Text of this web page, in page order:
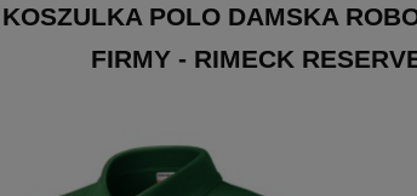
KOSZULKA POLO DAMSKA
FIRMY - RIMECK